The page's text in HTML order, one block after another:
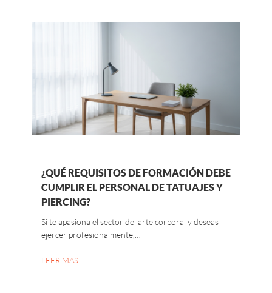
¿QUÉ REQUISITOS DE FORMACIÓN DEBE
CUMPLIR EL PERSONAL DE TATUAJES Y
PIERCING?
Si te apasiona el sector del arte corporal y deseas
ejercer profesionalmente,…
LEER MAS…